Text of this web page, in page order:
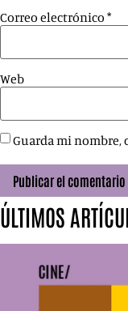
Correo electrónico *
Web
Guarda mi nombre,
ÚLTIMOS